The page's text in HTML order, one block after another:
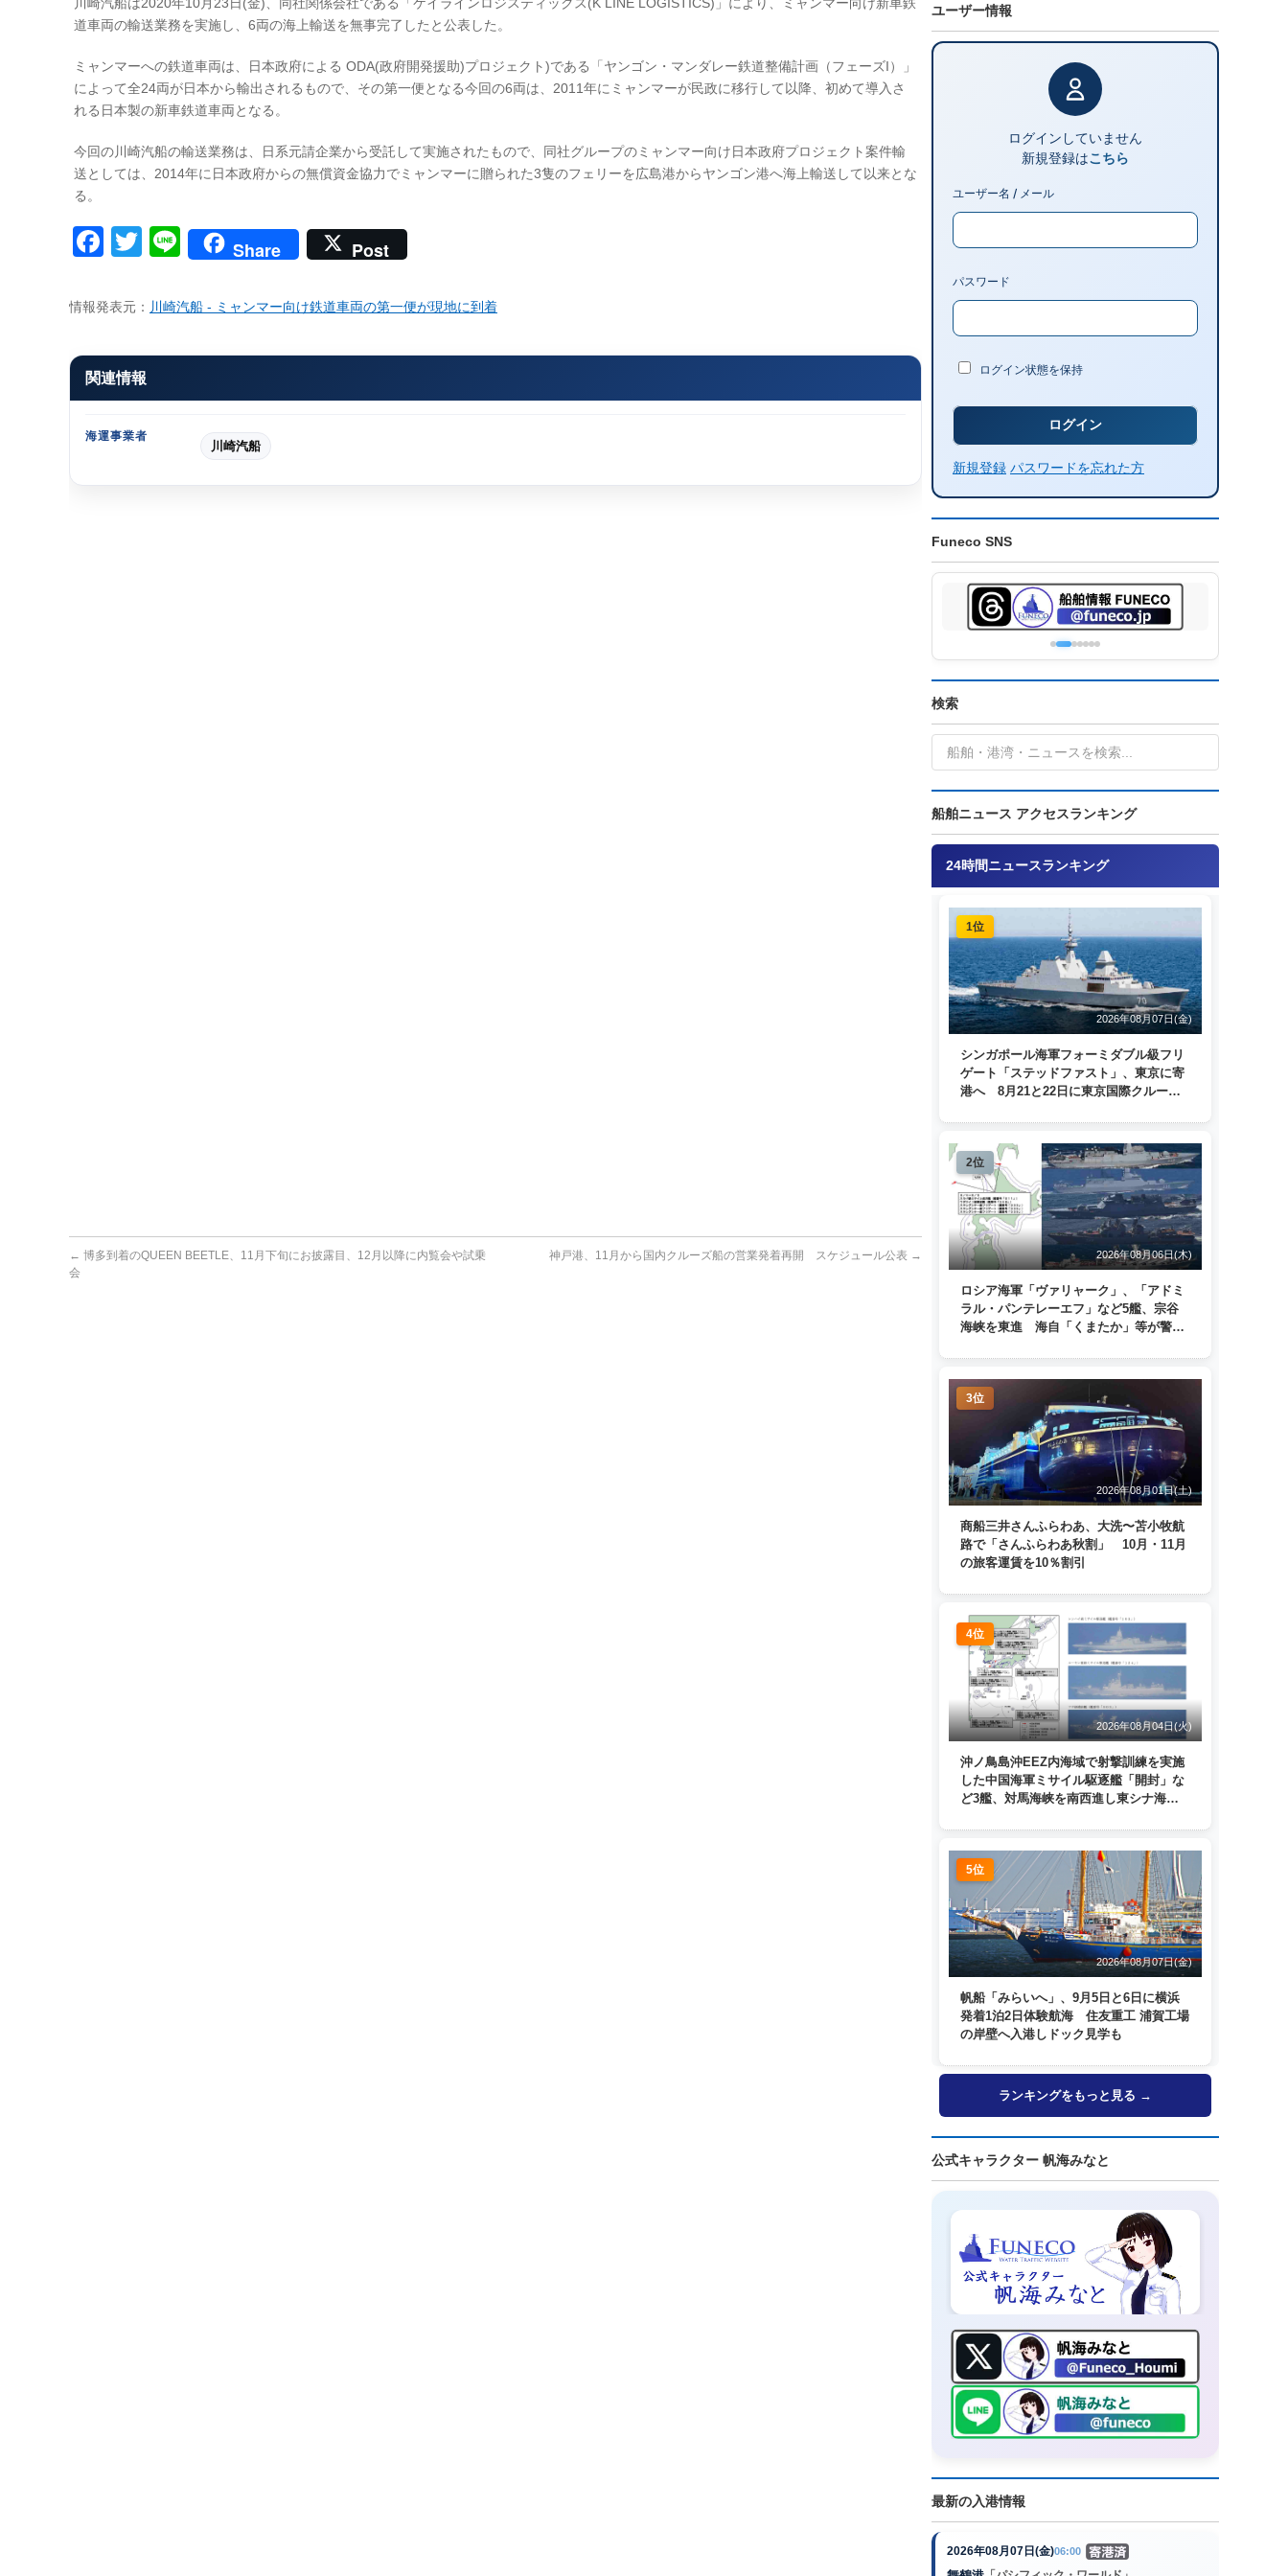
道車両の輸送業務を実施し、6両の海上輸送を無事完了したと公表した。
ミャンマーへの鉄道車両は、日本政府による ODA(政府開発援助)プロジェクト)である「ヤンゴン・マンダレー鉄道整備計画（フェーズI）」
によって全24両が日本から輸出されるもので、その第一便となる今回の6両は、2011年にミャンマーが民政に移行して以降、初めて導入さ
れる日本製の新車鉄道車両となる。
今回の川崎汽船の輸送業務は、日系元請企業から受託して実施されたもので、同社グループのミャンマー向け日本政府プロジェクト案件輸
送としては、2014年に日本政府からの無償資金協力でミャンマーに贈られた3隻のフェリーを広島港からヤンゴン港へ海上輸送して以来とな
る。
Facebook
Twitter
LineShare Post
情報発表元： 川崎汽船 - ミャンマー向け鉄道車両の第一便が現地に到着
関連情報
海運事業者
川崎汽船
← 博多到着のQUEEN BEETLE、11月下旬にお披露目、12月以降に内覧会や試乗
会
神戸港、11月から国内クルーズ船の営業発着再開 スケジュール公表 →
ユーザー情報
ログインしていません
新規登録はこちら
ユーザー名 / メール
パスワード
ログイン状態を保持
新規登録 パスワードを忘れた方
Funeco SNS
検索
船舶ニュース アクセスランキング
24時間ニュースランキング
1位
2026年08月07日(金)
シンガポール海軍フォーミダブル級フリ
ゲート「ステッドファスト」、東京に寄
港へ 8月21と22日に東京国際クルーズ
2位
2026年08月06日(木)
ロシア海軍「ヴァリャーク」、「アドミ
ラル・パンテレーエフ」など5艦、宗谷
海峡を東進 海自「くまたか」等が警戒
3位
2026年08月01日(土)
商船三井さんふらわあ、大洗〜苫小牧航
路で「さんふらわあ秋割」 10月・11月
の旅客運賃を10％割引
4位
2026年08月04日(火)
沖ノ鳥島沖EEZ内海域で射撃訓練を実施
した中国海軍ミサイル駆逐艦「開封」な
ど3艦、対馬海峡を南西進し東シナ海
5位
2026年08月07日(金)
帆船「みらいへ」、9月5日と6日に横浜
発着1泊2日体験航海 住友重工 浦賀工場
の岸壁へ入港しドック見学も
ランキングをもっと見る →
公式キャラクター 帆海みなと
最新の入港情報
2026年08月07日(金)06:00